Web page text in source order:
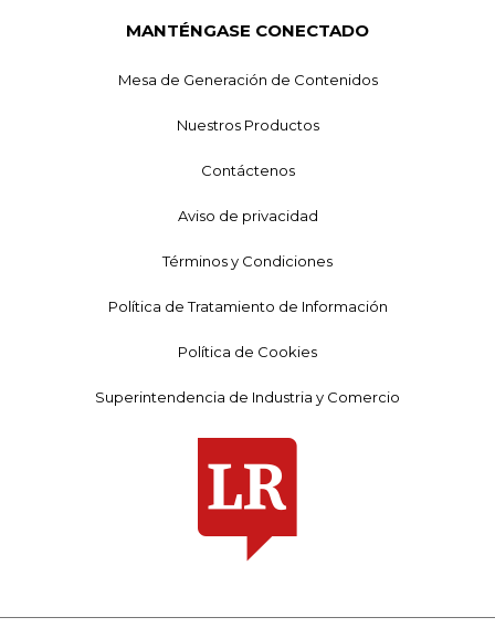
MANTÉNGASE CONECTADO
Mesa de Generación de Contenidos
Nuestros Productos
Contáctenos
Aviso de privacidad
Términos y Condiciones
Política de Tratamiento de Información
Política de Cookies
Superintendencia de Industria y Comercio